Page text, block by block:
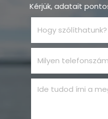
Kérjük, adatait
Ide tudod írni a